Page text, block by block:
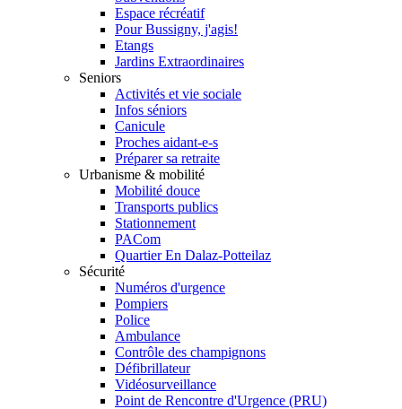
Espace récréatif
Pour Bussigny, j'agis!
Etangs
Jardins Extraordinaires
Seniors
Activités et vie sociale
Infos séniors
Canicule
Proches aidant-e-s
Préparer sa retraite
Urbanisme & mobilité
Mobilité douce
Transports publics
Stationnement
PACom
Quartier En Dalaz-Potteilaz
Sécurité
Numéros d'urgence
Pompiers
Police
Ambulance
Contrôle des champignons
Défibrillateur
Vidéosurveillance
Point de Rencontre d'Urgence (PRU)